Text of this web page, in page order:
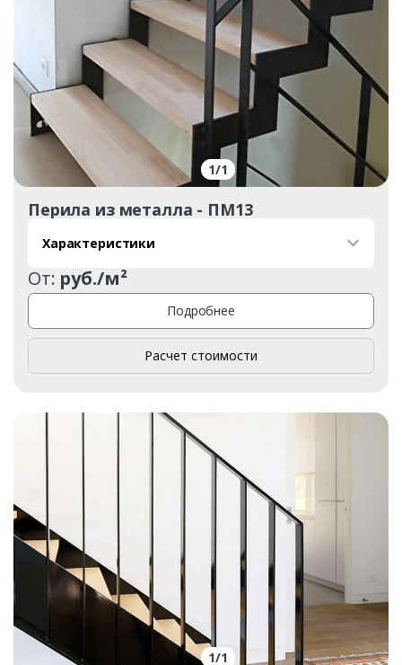
1/1
Перила из металла - ПМ13
Характеристики
От: руб./м²
Подробнее
Расчет стоимости
1/1